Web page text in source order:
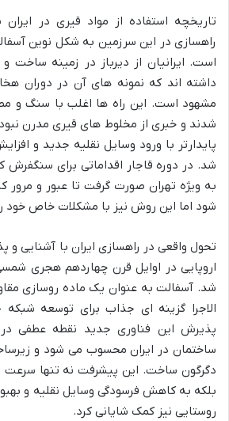
تاریخچه استفاده از مواد قیری در
راهسازی در این سرزمین به شکل نوین
است. ایرانیان از دیرباز در زمینه ساخت
داشته اند که نمونه های آن در دوران
مشهود است. این راه ها اغلب با سنگ و
شدند و خبری از مخلوط های قیری مدرن
پایدارتر با ورود وسایل نقلیه جدید و
شد. در دوره قاجار اقداماتی برای سنگفرش
به ویژه تهران صورت گرفت تا عبور و
شود اما این روش نیز با مشکلات خاص خود
تحول واقعی در راهسازی ایران با آشنایی
اروپایی در اوایل قرن چهاردهم هجری
شد. آسفالت به عنوان یک ماده روسازی
الاجرا گزینه ای جذاب برای توسعه
پذیرش این فناوری جدید نقطه عطفی
ساختمان در ایران محسوب می شود و
دگرگون ساخت. این پیشرفت نه تنها سرعت
بلکه به کاهش فرسودگی وسایل نقلیه و
روستایی نیز کمک شایانی کرد.